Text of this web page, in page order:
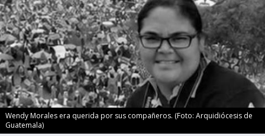
Wendy Morales era querida por sus compañeros. (Foto: Arquidiócesis de
Guatemala)